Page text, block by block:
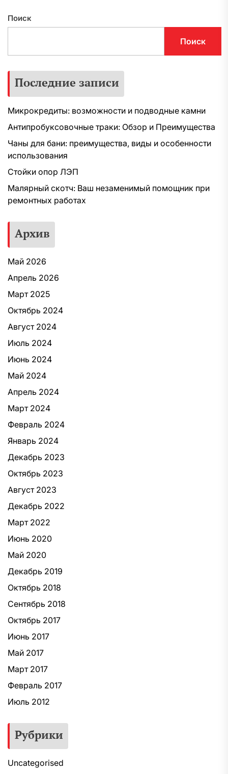
Поиск
Поиск
Последние записи
Микрокредиты: возможности и подводные камни
Антипробуксовочные траки: Обзор и Преимущества
Чаны для бани: преимущества, виды и особенности
использования
Стойки опор ЛЭП
Малярный скотч: Ваш незаменимый помощник при
ремонтных работах
Архив
Май 2026
Апрель 2026
Март 2025
Октябрь 2024
Август 2024
Июль 2024
Июнь 2024
Май 2024
Апрель 2024
Март 2024
Февраль 2024
Январь 2024
Декабрь 2023
Октябрь 2023
Август 2023
Декабрь 2022
Март 2022
Июнь 2020
Май 2020
Декабрь 2019
Октябрь 2018
Сентябрь 2018
Октябрь 2017
Июнь 2017
Май 2017
Март 2017
Февраль 2017
Июль 2012
Рубрики
Uncategorised